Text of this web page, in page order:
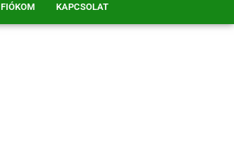
FIÓKOM KAPCSOLAT